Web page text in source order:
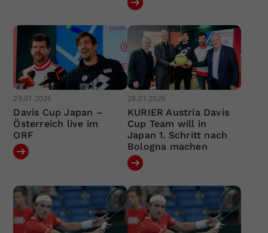
29.01.2026
Davis Cup Japan –
Österreich live im
ORF
28.01.2026
KURIER Austria Davis
Cup Team will in
Japan 1. Schritt nach
Bologna machen